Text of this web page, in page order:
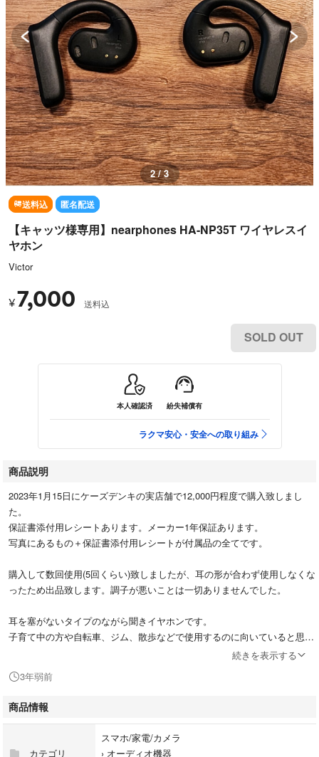
3 / 3
送料込 匿名配送
【キャッツ様専用】nearphones HA-NP35T ワイヤレスイ
ヤホン
Victor
¥7,000 送料込
SOLD OUT
本人確認済 紛失補償有
ラクマ安心・安全への取り組み
商品説明
2023年1月15日にケーズデンキの実店舗で12,000円程度で購入致しまし
た。
保証書添付用レシートあります。メーカー1年保証あります。
写真にあるもの＋保証書添付用レシートが付属品の全てです。
購入して数回使用(5回くらい)致しましたが、耳の形が合わず使用しなくな
ったため出品致します。調子が悪いことは一切ありませんでした。
耳を塞がないタイプのながら聞きイヤホンです。
子育て中の方や自転車、ジム、散歩などで使用するのに向いていると思い
思います。
詳しいスペックなどは公式ホームページを御覧ください。
使用感もほぼないと思いますが、未使用ではありませんので神経質な方は
続きを表示する
3年弱前
商品情報
カテゴリ
スマホ/家電/カメラ
› オーディオ機器